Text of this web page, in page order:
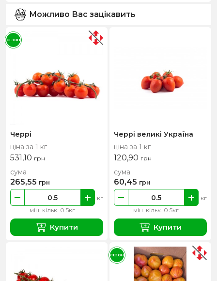
Можливо Вас зацікавить
Черрі
ціна за 1 кг
531,10 грн
мін. кільк. 0.5кг
кг
сума
265,55 грн
Купити
СЕЗОН
Черрі великі Україна
ціна за 1 кг
120,90 грн
мін. кільк. 0.5кг
кг
сума
60,45 грн
Купити
СЕЗОН